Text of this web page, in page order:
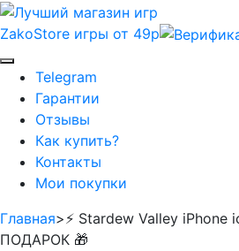
ZakoStore игры от 49р
Telegram
Гарантии
Отзывы
Как купить?
Контакты
Мои покупки
Главная>⚡️ Stardew Valley iPhone
ПОДАРОК 🎁